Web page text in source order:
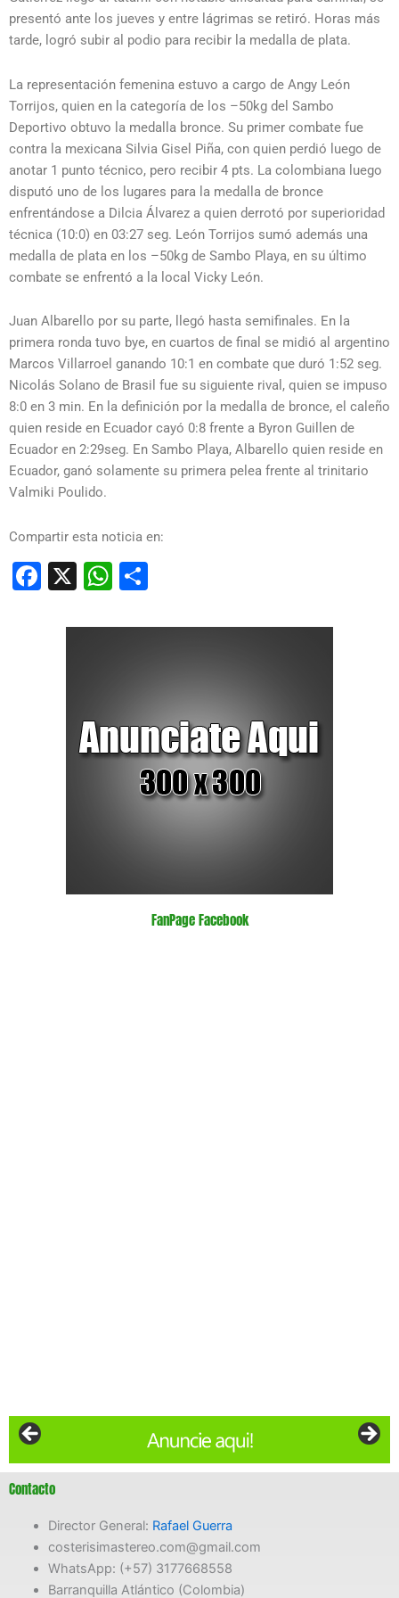
presentó ante los jueves y entre lágrimas se retiró. Horas más
tarde, logró subir al podio para recibir la medalla de plata.
La representación femenina estuvo a cargo de Angy León
Torrijos, quien en la categoría de los –50kg del Sambo
Deportivo obtuvo la medalla bronce. Su primer combate fue
contra la mexicana Silvia Gisel Piña, con quien perdió luego de
anotar 1 punto técnico, pero recibir 4 pts. La colombiana luego
disputó uno de los lugares para la medalla de bronce
enfrentándose a Dilcia Álvarez a quien derrotó por superioridad
técnica (10:0) en 03:27 seg. León Torrijos sumó además una
medalla de plata en los –50kg de Sambo Playa, en su último
combate se enfrentó a la local Vicky León.
Juan Albarello por su parte, llegó hasta semifinales. En la
primera ronda tuvo bye, en cuartos de final se midió al argentino
Marcos Villarroel ganando 10:1 en combate que duró 1:52 seg.
Nicolás Solano de Brasil fue su siguiente rival, quien se impuso
8:0 en 3 min. En la definición por la medalla de bronce, el caleño
quien reside en Ecuador cayó 0:8 frente a Byron Guillen de
Ecuador en 2:29seg. En Sambo Playa, Albarello quien reside en
Ecuador, ganó solamente su primera pelea frente al trinitario
Valmiki Poulido.
Compartir esta noticia en:
Facebook
X WhatsApp
FanPage Facebook
Contacto
Director General: Rafael Guerra
costerisimastereo.com@gmail.com
WhatsApp: (+57) 3177668558
Barranquilla Atlántico (Colombia)